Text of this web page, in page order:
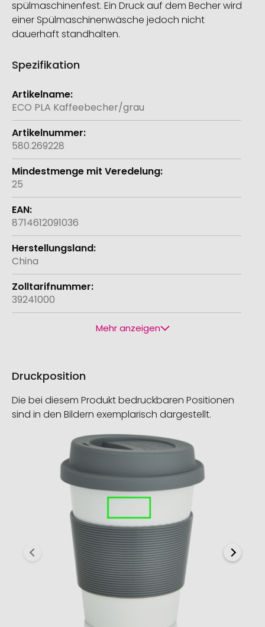
spülmaschinenfest. Ein Druck auf dem Becher wird
einer Spülmaschinenwäsche jedoch nicht
dauerhaft standhalten.
Spezifikation
Weitere
Informationen
ECO PLA Kaffeebecher/grau
580.269228
25
8714612091036
China
39241000
Mehr anzeigen
Druckposition
Die bei diesem Produkt bedruckbaren Positionen
sind in den Bildern exemplarisch dargestellt.